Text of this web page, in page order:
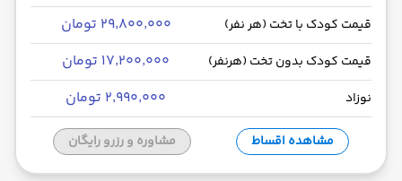
قیمت کودک با تخت (هر نفر) ۲۹٬۸۰۰٬۰۰۰ تومان
قیمت کودک بدون تخت (هرنفر) ۱۷٬۲۰۰٬۰۰۰ تومان
نوزاد ۲٬۹۹۰٬۰۰۰ تومان
مشاهده اقساط مشاوره و رزرو رایگان